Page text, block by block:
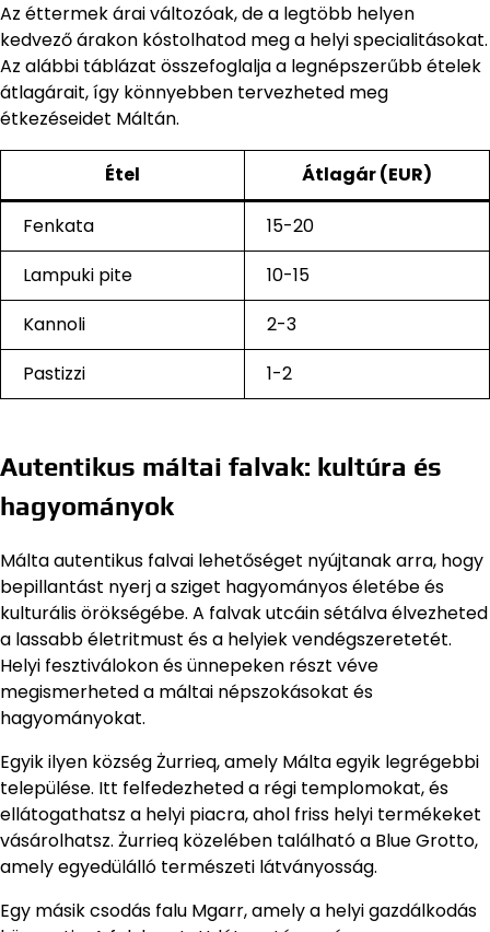
Az éttermek árai változóak, de a legtöbb helyen
kedvező árakon kóstolhatod meg a helyi specialitásokat.
Az alábbi táblázat összefoglalja a legnépszerűbb ételek
átlagárait, így könnyebben tervezheted meg
étkezéseidet Máltán.
Étel Átlagár (EUR)
Fenkata
15-20
Lampuki pite
10-15
Kannoli
2-3
Pastizzi
1-2
Autentikus máltai falvak: kultúra és
hagyományok
Málta autentikus falvai lehetőséget nyújtanak arra, hogy
bepillantást nyerj a sziget hagyományos életébe és
kulturális örökségébe. A falvak utcáin sétálva élvezheted
a lassabb életritmust és a helyiek vendégszeretetét.
Helyi fesztiválokon és ünnepeken részt véve
megismerheted a máltai népszokásokat és
hagyományokat.
Egyik ilyen község Żurrieq, amely Málta egyik legrégebbi
települése. Itt felfedezheted a régi templomokat, és
ellátogathatsz a helyi piacra, ahol friss helyi termékeket
vásárolhatsz. Żurrieq közelében található a Blue Grotto,
amely egyedülálló természeti látványosság.
Egy másik csodás falu Mgarr, amely a helyi gazdálkodás